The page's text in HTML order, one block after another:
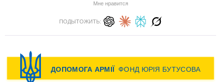
Мне нравится
ПОДЫТОЖИТЬ: